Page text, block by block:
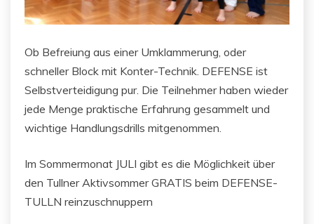
Ob Befreiung aus einer Umklammerung, oder
schneller Block mit Konter-Technik. DEFENSE ist
Selbstverteidigung pur. Die Teilnehmer haben wieder
jede Menge praktische Erfahrung gesammelt und
wichtige Handlungsdrills mitgenommen.
Im Sommermonat JULI gibt es die Möglichkeit über
den Tullner Aktivsommer GRATIS beim DEFENSE-
TULLN reinzuschnuppern